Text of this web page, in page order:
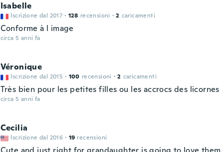
Isabelle
Iscrizione dal 2017 · 128 recensioni · 2 caricamenti
Conforme à l image
circa 5 anni fa
Véronique
Iscrizione dal 2015 · 100 recensioni · 2 caricamenti
Très bien pour les petites filles ou les accrocs des licornes
circa 5 anni fa
Cecilia
Iscrizione dal 2016 · 19 recensioni